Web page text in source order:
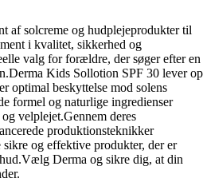
af solcreme og hudplejeprodukter til
i kvalitet, sikkerhed og
valg for forældre, der søger efter en
Kids Sollotion SPF 30 lever op
optimal beskyttelse mod solens
formel og naturlige ingredienser
velplejet.Gennem deres
produktionsteknikker
og effektive produkter, der er
Derma og sikre dig, at din